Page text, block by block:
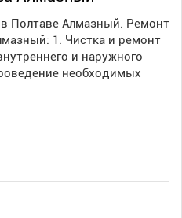
Полтаве Алмазный. Ремонт
1. Чистка и ремонт
и наружного
необходимых